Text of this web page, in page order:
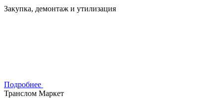
Закупка, демонтаж и утилизация
Подробнее
Транслом Маркет